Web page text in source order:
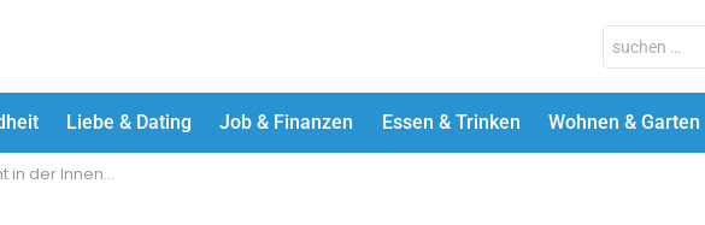
Search
for:
Liebe & Dating Job & Finanzen Essen & Trinken Wohnen & Garten
Inneneinrichtung